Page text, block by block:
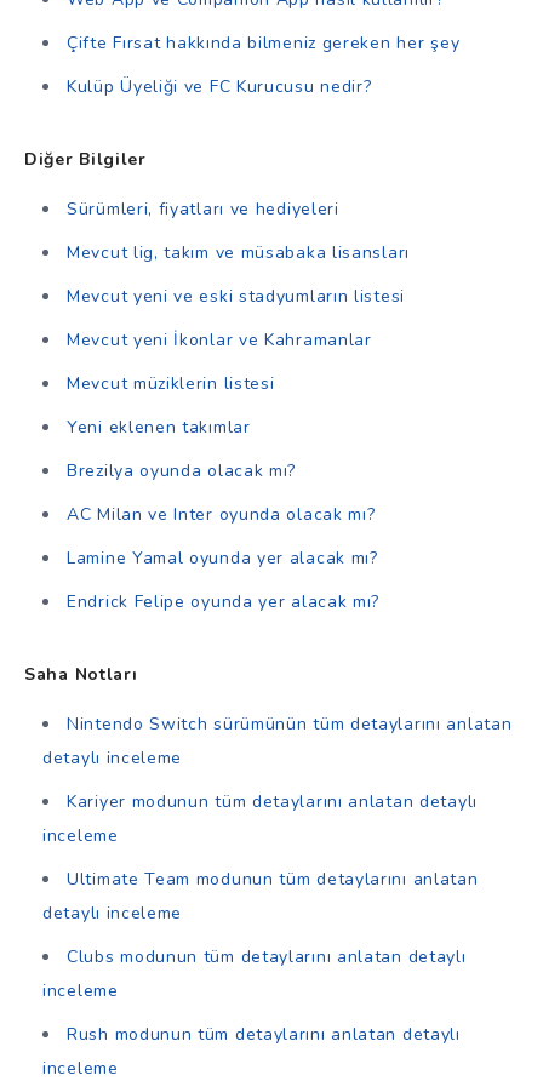
Çifte Fırsat hakkında bilmeniz gereken her şey
Kulüp Üyeliği ve FC Kurucusu nedir?
Diğer Bilgiler
Sürümleri, fiyatları ve hediyeleri
Mevcut lig, takım ve müsabaka lisansları
Mevcut yeni ve eski stadyumların listesi
Mevcut yeni İkonlar ve Kahramanlar
Mevcut müziklerin listesi
Yeni eklenen takımlar
Brezilya oyunda olacak mı?
AC Milan ve Inter oyunda olacak mı?
Lamine Yamal oyunda yer alacak mı?
Endrick Felipe oyunda yer alacak mı?
Saha Notları
Nintendo Switch sürümünün tüm detaylarını anlatan
detaylı inceleme
Kariyer modunun tüm detaylarını anlatan detaylı
inceleme
Ultimate Team modunun tüm detaylarını anlatan
detaylı inceleme
Clubs modunun tüm detaylarını anlatan detaylı
inceleme
Rush modunun tüm detaylarını anlatan detaylı
inceleme